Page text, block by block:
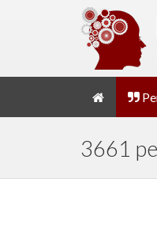
3661